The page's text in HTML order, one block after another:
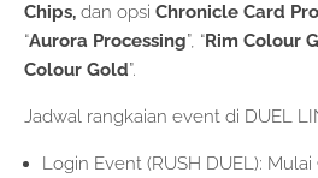
Chips, dan opsi Chronicle Card
“Aurora Processing”, “Rim Colour
Colour Gold”.
Jadwal rangkaian event di DUEL
Login Event (RUSH DUEL):